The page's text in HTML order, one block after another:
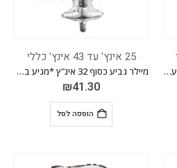
מיילר גביע רוז גולד 32 אינ"ץ *מגיע בסיטונאות חבילה של 5 יח'*
25 אינץ' עד 43 אינץ' כללי
מיילר גביע כסוף 32 אינ"ץ *מגיע בסיטונאות חבילה של 5 יח'*
₪41.30
הוספה לסל